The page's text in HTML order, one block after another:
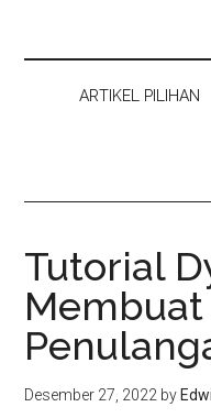
ARTIKEL PILIHAN
Tutorial
Desember 27, 2022 by